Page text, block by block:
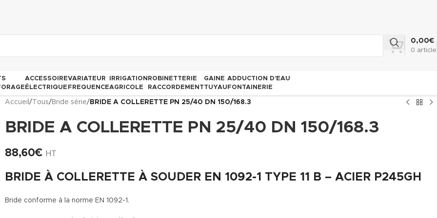
0 article
0,00€
ACCESSOIRE
ÉLECTRIQUE
VARIATEUR
FREQUENCE
IRRIGATION
AGRICOLE
ROBINETTERIE
RACCORDEMENT
GAINE
TUYAU
ADDUCTION D’EAU
FONTAINERIE
Accueil / Tous/ Bride série/ BRIDE A COLLERETTE PN 25/40 DN 150/168.3
BRIDE A COLLERETTE PN 25/40 DN 150/168.3
88,60€ HT
BRIDE À COLLERETTE À SOUDER EN 1092-1 TYPE 11 B – ACIER P245GH
Bride conforme à la norme EN 1092-1.